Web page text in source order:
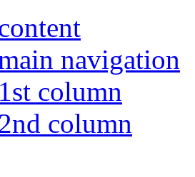
navigation
column
column